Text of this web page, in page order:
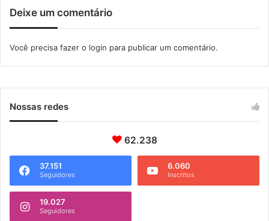
r
a
ç
a
P
Deixe um comentário
Você precisa fazer o login para publicar um comentário.
Nossas redes
62.238
37.151
Seguidores
6.060
Inscritos
19.027
Seguidores